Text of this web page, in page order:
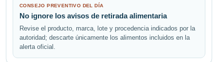
CONSEJO PREVENTIVO DEL DÍA
No ignore los avisos de retirada alimentaria
Revise el producto, marca, lote y procedencia indicados por la
autoridad; descarte únicamente los alimentos incluidos en la
alerta oficial.